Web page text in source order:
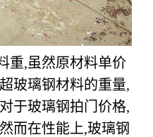
重,虽然原材料单价
玻璃钢材料的重量,
于玻璃钢拍门价格,
而在性能上,玻璃钢